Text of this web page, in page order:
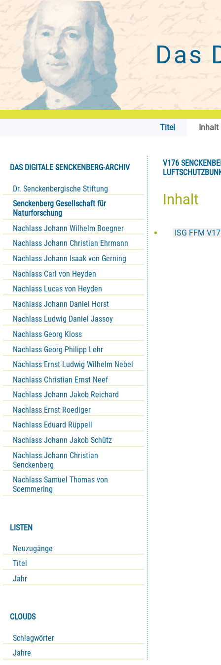
Das
Titel Inhalt
DAS DIGITALE SENCKENBERG-ARCHIV
Dr. Senckenbergische Stiftung
Senckenberg Gesellschaft für
Naturforschung
Nachlass Johann Wilhelm Boegner
Nachlass Johann Christian Ehrmann
Nachlass Johann Isaak von Gerning
Nachlass Carl von Heyden
Nachlass Lucas von Heyden
Nachlass Johann Daniel Horst
Nachlass Ludwig Daniel Jassoy
Nachlass Georg Kloss
Nachlass Georg Philipp Lehr
Nachlass Ernst Ludwig Wilhelm Nebel
Nachlass Christian Ernst Neef
Nachlass Johann Jakob Reichard
Nachlass Ernst Roediger
Nachlass Eduard Rüppell
Nachlass Johann Jakob Schütz
Nachlass Johann Christian
Senckenberg
Nachlass Samuel Thomas von
Soemmering
LISTEN
Neuzugänge
Titel
Jahr
CLOUDS
Schlagwörter
Jahre
V176
Inhalt
ISG FFM